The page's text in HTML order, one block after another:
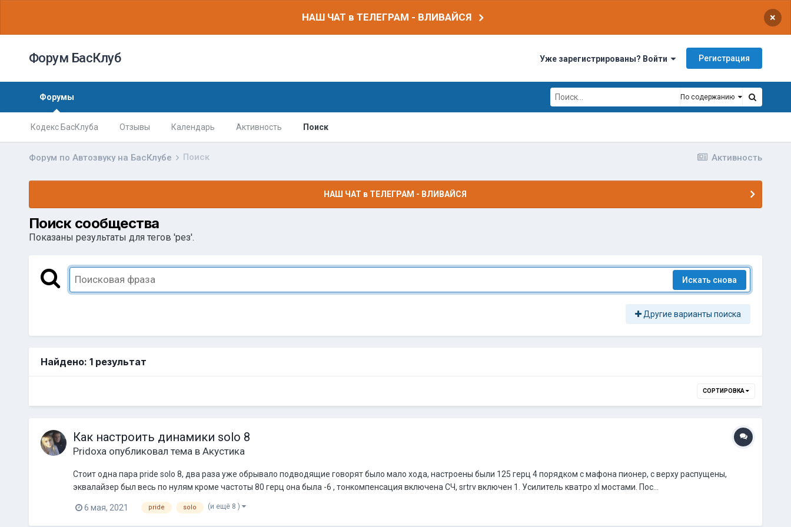
НАШ ЧАТ в ТЕЛЕГРАМ - ВЛИВАЙСЯ ×
Форум БасКлуб Уже зарегистрированы? Войти Регистрация
Форумы
Кодекс БасКлуба Отзывы Календарь Активность Поиск
По содержанию
Активность
Форум по Автозвуку на БасКлубе Поиск
НАШ ЧАТ в ТЕЛЕГРАМ - ВЛИВАЙСЯ
Поиск сообщества
Показаны результаты для тегов 'рез'.
Искать снова
Другие варианты поиска
Найдено: 1 результат
СОРТИРОВКА
Как настроить динамики solo 8
Pridoxaопубликовал тема в Акустика
Стоит одна пара pride solo 8, два раза уже обрывало подводящие говорят было мало хода, настроены были 125 герц 4 порядком с мафона пионер, с верху распущены,
эквалайзер был весь по нулям кроме частоты 80 герц она была -6 , тонкомпенсация включена СЧ, srtrv включен 1. Усилитель кватро xl мостами. Пос...
6 мая, 2021 pride solo (и ещё 8 )